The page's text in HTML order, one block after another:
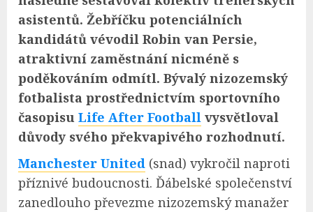
asistentů. Žebříčku potenciálních
kandidátů vévodil Robin van Persie,
atraktivní zaměstnání nicméně s
poděkováním odmítl. Bývalý nizozemský
fotbalista prostřednictvím sportovního
časopisu Life After Football vysvětloval
důvody svého překvapivého rozhodnutí.
Manchester United (snad) vykročil naproti
příznivé budoucnosti. Ďábelské společenství
zanedlouho převezme nizozemský manažer